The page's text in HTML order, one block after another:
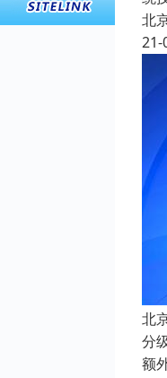
北
21-
北
分
额